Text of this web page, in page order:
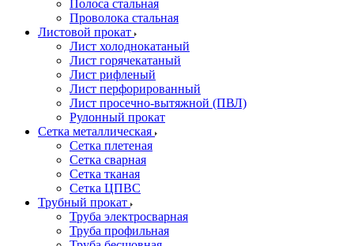
Полоса стальная
Проволока стальная
Листовой прокат
Лист холоднокатаный
Лист горячекатаный
Лист рифленый
Лист перфорированный
Лист просечно-вытяжной (ПВЛ)
Рулонный прокат
Сетка металлическая
Сетка плетеная
Сетка сварная
Сетка тканая
Сетка ЦПВС
Трубный прокат
Труба электросварная
Труба профильная